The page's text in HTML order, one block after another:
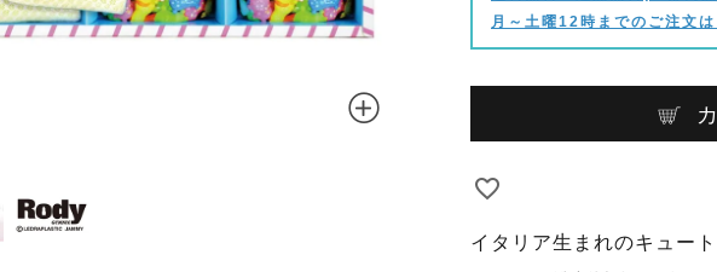
月～土曜12時までのご注文
イタリア生まれのキュー